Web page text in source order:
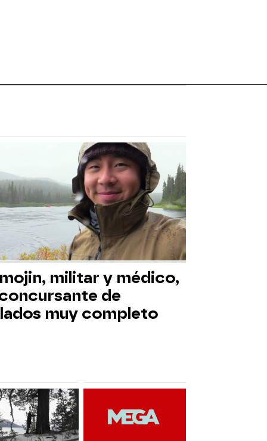
militar y médico,
de
muy completo